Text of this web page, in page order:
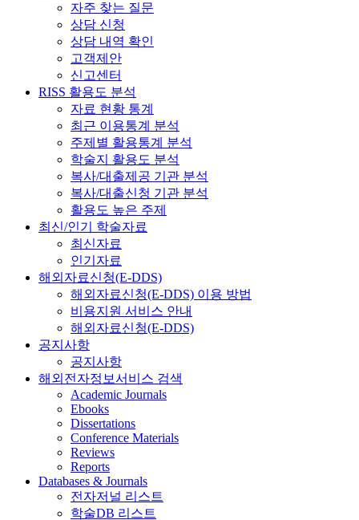
자주 찾는 질문
상담 신청
상담 내역 확인
고객제안
신고센터
RISS 활용도 분석
자료 현황 통계
최근 이용통계 분석
주제별 활용통계 분석
학술지 활용도 분석
복사/대출제공 기관 분석
복사/대출신청 기관 분석
활용도 높은 주제
최신/인기 학술자료
최신자료
인기자료
해외자료신청(E-DDS)
해외자료신청(E-DDS) 이용 방법
비용지원 서비스 안내
해외자료신청(E-DDS)
공지사항
공지사항
해외전자정보서비스 검색
Academic Journals
Ebooks
Dissertations
Conference Materials
Reviews
Reports
Databases & Journals
전자저널 리스트
학술DB 리스트